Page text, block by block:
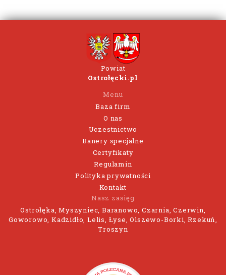
Powiat
Ostrołęcki.pl
Menu
Baza firm
O nas
Uczestnictwo
Banery specjalne
Certyfikaty
Regulamin
Polityka prywatności
Kontakt
Nasz zasięg
Ostrołęka, Myszyniec, Baranowo, Czarnia, Czerwin,
Goworowo, Kadzidło, Lelis, Łyse, Olszewo-Borki, Rzekuń,
Troszyn